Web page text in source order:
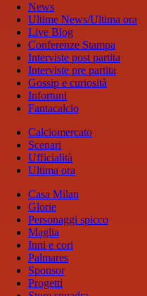
News
Ultime News/Ultima ora
Live Blog
Conferenze Stampa
Interviste post partita
Interviste pre partita
Gossip e curiosità
Infortuni
Fantacalcio
Calciomercato
Scenari
Ufficialità
Ultima ora
Casa Milan
Glorie
Personaggi spicco
Maglia
Inni e cori
Palmares
Sponsor
Progetti